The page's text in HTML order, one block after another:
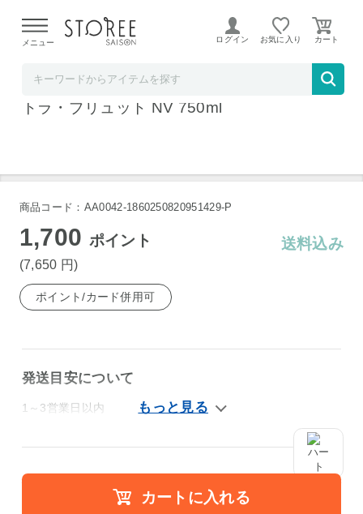
よる配送遅延が発生しております。
メニュー ログイン お気に入り
マーク・エブラール セレクション 1er エクス
トラ・ブリュット NV 750ml
商品コード：AA0042-1860250820951429-P
1,700 ポイント
(7,650 円)
送料込み
ポイント/カード併用可
発送目安について
1～3営業日以内
カートに入れる